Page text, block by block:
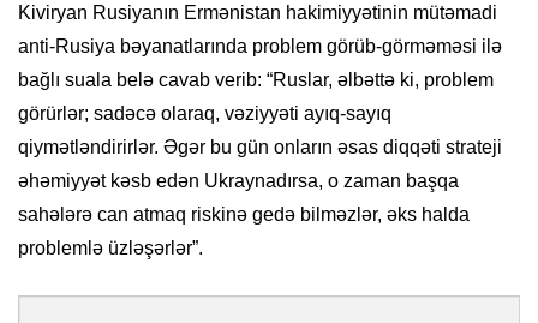
Kiviryan Rusiyanın Ermənistan hakimiyyətinin mütəmadi
anti-Rusiya bəyanatlarında problem görüb-görməməsi ilə
bağlı suala belə cavab verib: “Ruslar, əlbəttə ki, problem
görürlər; sadəcə olaraq, vəziyyəti ayıq-sayıq
qiymətləndirirlər. Əgər bu gün onların əsas diqqəti strateji
əhəmiyyət kəsb edən Ukraynadırsa, o zaman başqa
sahələrə can atmaq riskinə gedə bilməzlər, əks halda
problemlə üzləşərlər”.